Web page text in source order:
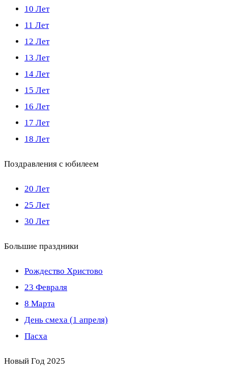
10 Лет
11 Лет
12 Лет
13 Лет
14 Лет
15 Лет
16 Лет
17 Лет
18 Лет
Поздравления с юбилеем
20 Лет
25 Лет
30 Лет
Большие праздники
Рождество Христово
23 Февраля
8 Марта
День смеха (1 апреля)
Пасха
Новый Год 2025